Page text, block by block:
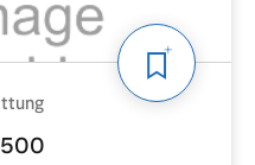
500